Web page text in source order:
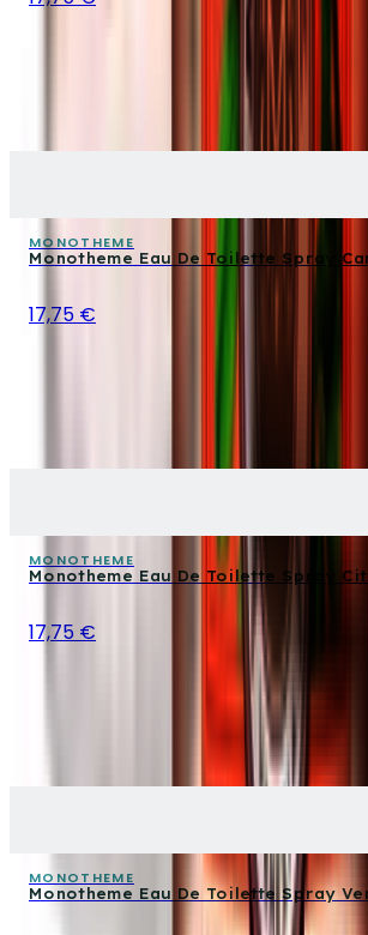
MONOTHEME
Monotheme Eau De Toilette Spray
17,75 €
MONOTHEME
Monotheme Eau De Toilette Spray
17,75 €
MONOTHEME
Monotheme Eau De Toilette Spray